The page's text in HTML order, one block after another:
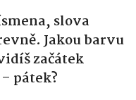
slova
Jakou barvu
začátek
pátek?